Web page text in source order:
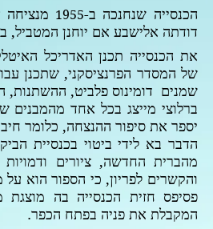
הכנסייה שנחנכה ב-1955
דודתה אלישבע אם יוחנן המטביל,
את הכנסייה תכנן האדריכל
של המסדר הפרנציסקני, שתכנן
שמנים דומינוס פלביט, ההשתנות,
ברלוצי מייצג בכל אחד
יספר את סיפור ההנצחה, כלומר
הדבר בא לידי ביטוי בכנסיית
מהברית החדשה, ציורים
והקשרים לפריון, כי הספור הוא
פסיפס חזית הכנסייה בה
המקבלת את פניה בפתח הכפר.